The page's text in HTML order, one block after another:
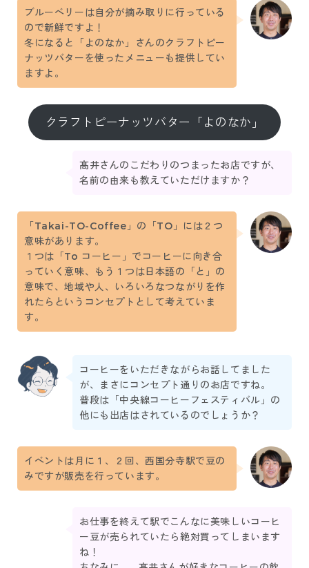
ブルーベリーは自分が摘み取りに行っている
ので新鮮ですよ！
冬になると「よのなか」さんのクラフトピー
ナッツバターを使ったメニューも提供してい
ますよ。
クラフトピーナッツバター「よのなか」
髙井さんのこだわりのつまったお店ですが、
名前の由来も教えていただけますか？
「Takai-TO-Coffee」の「TO」には２つ
意味があります。
１つは「To コーヒー」でコーヒーに向き合
っていく意味、もう１つは日本語の「と」の
意味で、地域や人、いろいろなつながりを作
れたらというコンセプトとして考えていま
す。
コーヒーをいただきながらお話してました
が、まさにコンセプト通りのお店ですね。
普段は「中央線コーヒーフェスティバル」の
他にも出店はされているのでしょうか？
イベントは月に１、２回、西国分寺駅で豆の
みですが販売を行っています。
お仕事を終えて駅でこんなに美味しいコーヒ
ー豆が売られていたら絶対買ってしまいます
ね！